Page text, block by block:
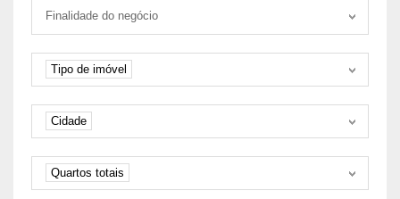
Tipo negociação
Finalidade do negócio
Tipo de imóvel
Tipo de imóvel
Cidade
Cidade
Quartos
Quartos totais